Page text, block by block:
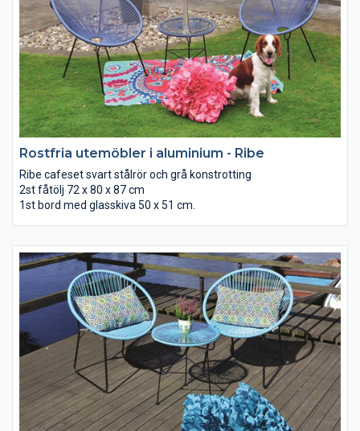
Rostfria utemöbler i aluminium - Ribe
Ribe cafeset svart stålrör och grå konstrotting
2st fåtölj 72 x 80 x 87 cm
1st bord med glasskiva 50 x 51 cm.